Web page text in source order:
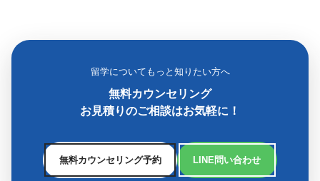
留学についてもっと知りたい方へ
無料カウンセリング
お見積りのご相談はお気軽に！
無料カウンセリング予約 LINE問い合わせ